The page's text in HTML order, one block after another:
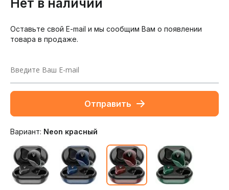
Нет в наличии
Оставьте свой E-mail и мы сообщим Вам о появлении
товара в продаже.
Отправить
Вариант: Neon красный